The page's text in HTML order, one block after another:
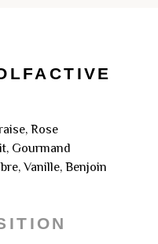
Rose
Gourmand
Vanille, Benjoin